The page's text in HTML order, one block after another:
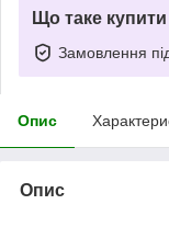
Що таке
Замовлення
Опис
Опис